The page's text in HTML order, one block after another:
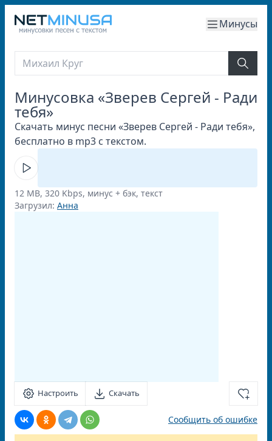
Минусы
Минусовка «Зверев Cергей - Ради
тебя»
Скачать минус песни «Зверев Cергей - Ради тебя»,
бесплатно в mp3 с текстом.
12 MB, 320 Kbps, минус + бэк, текст
Загрузил: Анна
Настроить Скачать
Сообщить об ошибке